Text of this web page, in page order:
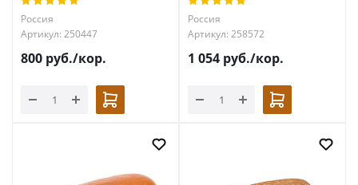
Россия
Артикул: 250447
800 руб./кор.
Россия
Артикул: 258572
1 054 руб./кор.